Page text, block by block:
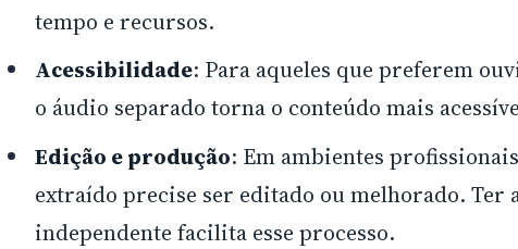
tempo e recursos.
Acessibilidade: Para aqueles que preferem
o áudio separado torna o conteúdo mais
Edição e produção: Em ambientes
extraído precise ser editado ou melhorado. Ter
independente facilita esse processo.